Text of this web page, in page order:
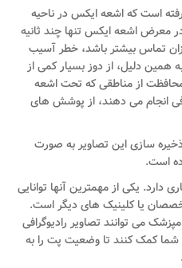
است که اشعه ایکس در ناحیه
معرض اشعه ایکس تنها چند ثانیه
تماس بیشتر باشد، خطر آسیب
همین دلیل، از دوز بسیار کمی از
از مناطقی که تحت اشعه
انجام می دهند، از پوشش های
سازی این تصاویر به صورت
است.
دارد. یکی از مهمترین آنها توانایی
یا کلینیک های دیگر است.
می توانند تصاویر رادیوگرافی
شما کمک کنند تا وضعیت پت را به